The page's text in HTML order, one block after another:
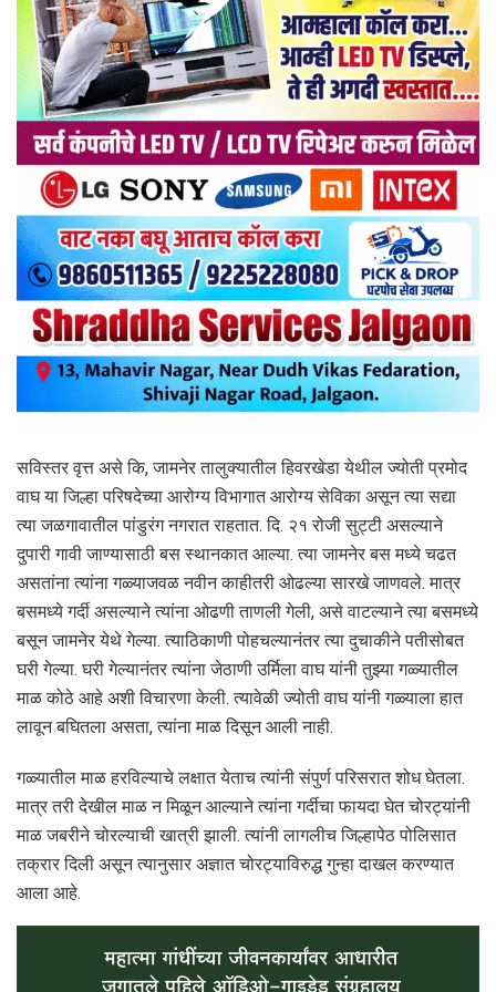
सविस्तर वृत्त असे कि, जामनेर तालुक्यातील हिवरखेडा येथील ज्योती प्रमोद
वाघ या जिल्हा परिषदेच्या आरोग्य विभागात आरोग्य सेविका असून त्या सद्या
त्या जळगावातील पांडुरंग नगरात राहतात. दि. २१ रोजी सुट्टी असल्याने
दुपारी गावी जाण्यासाठी बस स्थानकात आल्या. त्या जामनेर बस मध्ये चढत
असतांना त्यांना गळ्याजवळ नवीन काहीतरी ओढल्या सारखे जाणवले. मात्र
बसमध्ये गर्दी असल्याने त्यांना ओढणी ताणली गेली, असे वाटल्याने त्या बसमध्ये
बसून जामनेर येथे गेल्या. त्याठिकाणी पोहचल्यानंतर त्या दुचाकीने पतीसोबत
घरी गेल्या. घरी गेल्यानंतर त्यांना जेठाणी उर्मिला वाघ यांनी तुझ्या गळ्यातील
माळ कोठे आहे अशी विचारणा केली. त्यावेळी ज्योती वाघ यांनी गळ्याला हात
लावून बघितला असता, त्यांना माळ दिसून आली नाही.
गळ्यातील माळ हरविल्याचे लक्षात येताच त्यांनी संपुर्ण परिसरात शोध घेतला.
मात्र तरी देखील माळ न मिळून आल्याने त्यांना गर्दीचा फायदा घेत चोरट्यांनी
माळ जबरीने चोरल्याची खात्री झाली. त्यांनी लागलीच जिल्हापेठ पोलिसात
तक्रार दिली असून त्यानुसार अज्ञात चोरट्याविरुद्ध गुन्हा दाखल करण्यात
आला आहे.